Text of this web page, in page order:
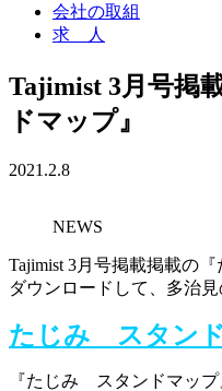
会社の取組
求 人
Tajimist 3月号
ドマップ』
2021.2.8
NEWS
Tajimist 3月号掲載掲載の
ダウンロードして、多治
たじみ スタン
『たじみ スタンドマップ